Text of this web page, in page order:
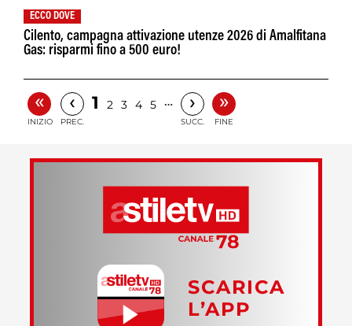
ECCO DOVE
Cilento, campagna attivazione utenze 2026 di Amalfitana
Gas: risparmi fino a 500 euro!
«
INIZIO
‹
PREC.
1 2 3 4 5 … ›
SUCC.
»
FINE
SCARICA
L’APP